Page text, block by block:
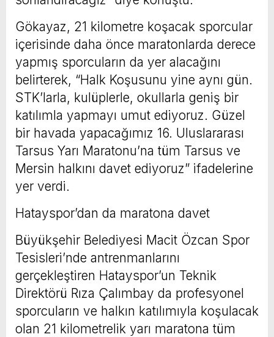
Gökayaz, 21 kilometre koşacak sporcular
içerisinde daha önce maratonlarda derece
yapmış sporcuların da yer alacağını
belirterek, “Halk Koşusunu yine aynı gün.
STK’larla, kulüplerle, okullarla geniş bir
katılımla yapmayı umut ediyoruz. Güzel
bir havada yapacağımız 16. Uluslararası
Tarsus Yarı Maratonu’na tüm Tarsus ve
Mersin halkını davet ediyoruz” ifadelerine
yer verdi.
Hatayspor’dan da maratona davet
Büyükşehir Belediyesi Macit Özcan Spor
Tesisleri’nde antrenmanlarını
gerçekleştiren Hatayspor’un Teknik
Direktörü Rıza Çalımbay da profesyonel
sporcuların ve halkın katılımıyla koşulacak
olan 21 kilometrelik yarı maratona tüm